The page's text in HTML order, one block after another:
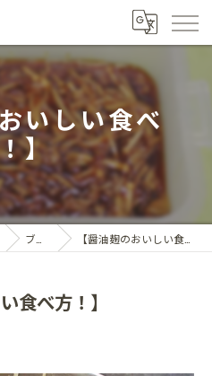
いしい食べ
】
ブログ 【醤油麹のおいしい食べ方！】
食べ方！】